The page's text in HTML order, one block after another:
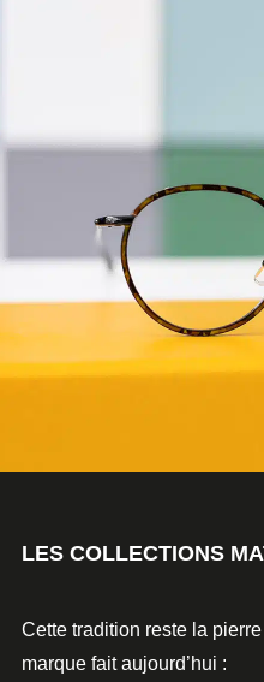
LES COLLECTIONS
Cette tradition reste la
marque fait aujourd’hui :